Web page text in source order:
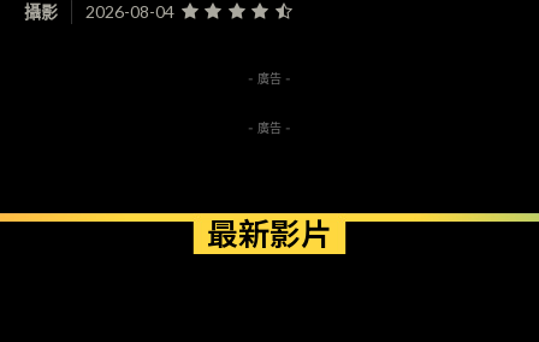
攝影 2026-08-04
- 廣告 -
- 廣告 -
最新影片